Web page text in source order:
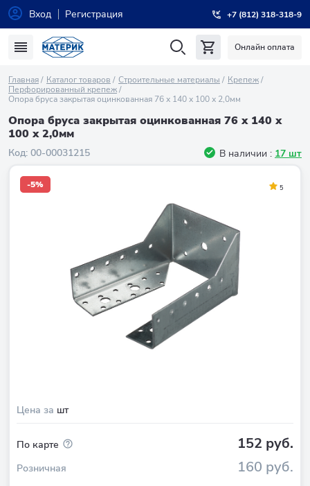
Вход Регистрация +7 (812) 318-318-9
Онлайн оплата
Главная Каталог товаров Строительные материалы
Крепеж
Перфорированный крепеж
Опора бруса закрытая оцинкованная 76 х 140 х 100 х 2,0мм
Опора бруса закрытая оцинкованная 76 х 140 х
100 х 2,0мм
Код: 00-00031215 В наличии : 17 шт
Цена за шт
-5% 5
По карте 152 руб.
Розничная 160 руб.